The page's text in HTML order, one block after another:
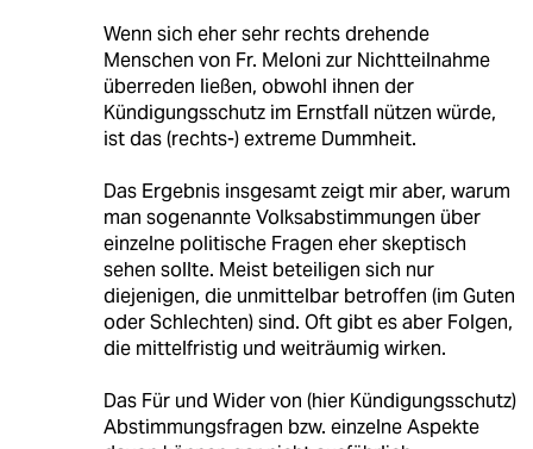
Wenn sich eher sehr rechts drehende
Menschen von Fr. Meloni zur Nichtteilnahme
überreden ließen, obwohl ihnen der
Kündigungsschutz im Ernstfall nützen würde,
ist das (rechts-) extreme Dummheit.
Das Ergebnis insgesamt zeigt mir aber, warum
man sogenannte Volksabstimmungen über
einzelne politische Fragen eher skeptisch
sehen sollte. Meist beteiligen sich nur
diejenigen, die unmittelbar betroffen (im Guten
oder Schlechten) sind. Oft gibt es aber Folgen,
die mittelfristig und weiträumig wirken.
Das Für und Wider von (hier Kündigungsschutz)
Abstimmungsfragen bzw. einzelne Aspekte